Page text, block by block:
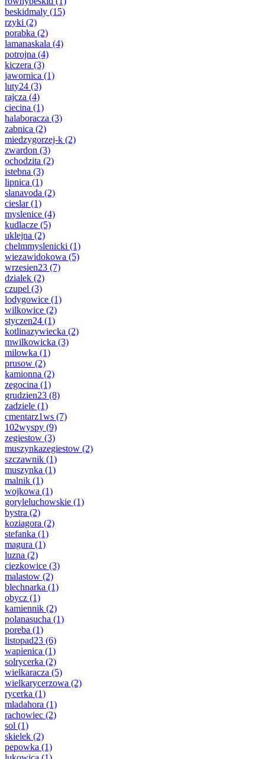
beskidmaly (15)
rzyki (2)
porabka (2)
lamanaskala (4)
potrojna (4)
kiczera (3)
jawornica (1)
luty24 (3)
rajcza (4)
ciecina (1)
halaboracza (3)
zabnica (2)
miedzygorzej-k (2)
zwardon (3)
ochodzita (2)
istebna (3)
lipnica (1)
slanavoda (2)
cieslar(1)
myslenice (4)
kudlacze (5)
uklejna (2)
chelmmyslenicki (1)
wiezawidokowa (5)
wrzesien23 (7)
dzialek (2)
czupel (3)
lodygowice (1)
wilkowice (2)
styczen24 (1)
kotlinazywiecka (2)
mwilkowicka (3)
milowka (1)
prusow (2)
kamionna (2)
zegocina (1)
grudzien23 (8)
zadziele (1)
cmentarz1ws (7)
102wyspy (9)
zegiestow (3)
muszynkazegiestow (2)
szczawnik (1)
muszynka (1)
malnik (1)
wojkowa (1)
goryleluchowskie (1)
bystra (2)
koziagora (2)
stefanka (1)
magura (1)
luzna (2)
ciezkowice (3)
malastow (2)
blechnarka (1)
obycz (1)
kamiennik (2)
polanasucha (1)
poreba (1)
listopad23 (6)
wapienica (1)
solrycerka (2)
wielkaracza (5)
wielkarycerzowa (2)
rycerka (1)
mladahora (1)
rachowiec (2)
sol (1)
skielek (2)
pepowka (1)